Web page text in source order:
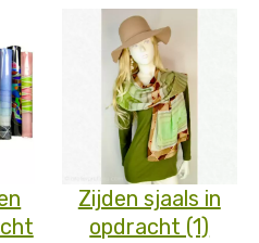
Zijden sjaals in
opdracht (1)